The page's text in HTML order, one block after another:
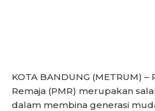
KOTA BANDUNG (METRUM) –
Remaja (PMR) merupakan
dalam membina generasi